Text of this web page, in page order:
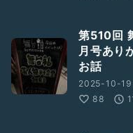
第510回
月号あり
お話
2025-10-19
88